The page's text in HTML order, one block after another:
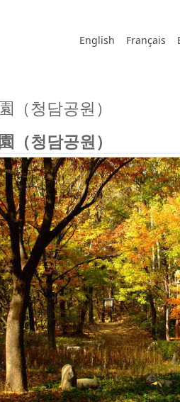
English Français
（청담공원）
（청담공원）